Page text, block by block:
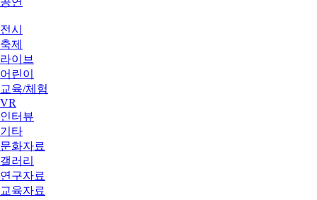
전시
축제
라이브
어린이
교육/체험
VR
인터뷰
기타
문화자료
갤러리
연구자료
교육자료